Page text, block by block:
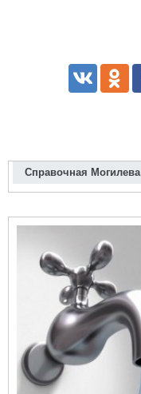
Справочная Могилева